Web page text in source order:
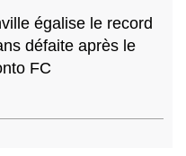
égalise le record
défaite après le
FC